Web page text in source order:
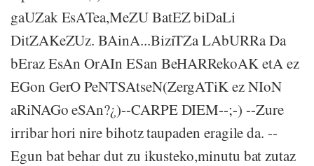
gaUZak EsATea,MeZU BatEZ biDaLi
DitZAKeZUz. BAinA...BiziTZa LAbURRa Da
bEraz EsAn OrAIn ESan BeHARRekoAK etA ez
EGon GerO PeNTSAtseN(ZergATiK ez NIoN
aRiNAGo eSAn?¿)--CARPE DIEM--;-) --Zure
irribar hori nire bihotz taupaden eragile da. --
Egun bat behar dut zu ikusteko,minutu bat zutaz